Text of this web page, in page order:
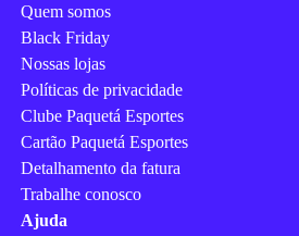
Quem somos
Black Friday
Nossas lojas
Políticas de privacidade
Clube Paquetá Esportes
Cartão Paquetá Esportes
Detalhamento da fatura
Trabalhe conosco
Ajuda